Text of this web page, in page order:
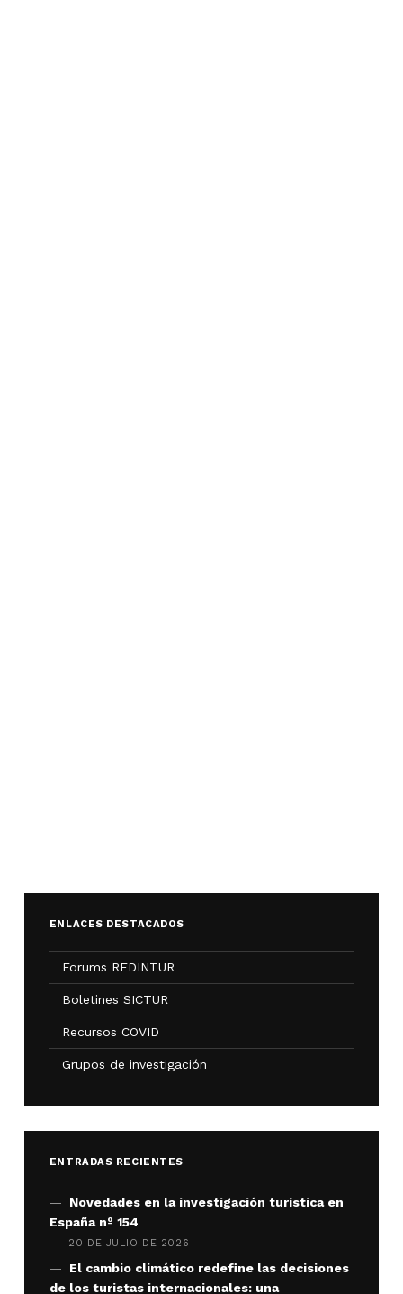
ENLACES DESTACADOS
Forums REDINTUR
Boletines SICTUR
Recursos COVID
Grupos de investigación
ENTRADAS RECIENTES
Novedades en la investigación turística en
España nº 154
20 DE JULIO DE 2026
El cambio climático redefine las decisiones
de los turistas internacionales: una